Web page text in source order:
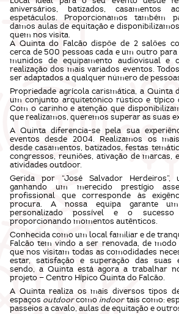
aniversários, batizados, casamentos
espetáculos. Proporcionamos também
damos aulas de equitação e
quem nos visita.
A Quinta do Falcão dispõe de 2 salões
cerca de 500 pessoas cada e um outro
munidos de equipamento audiovisual e
realização dos mais variados eventos.
ser adaptados a qualquer número de
Propriedade agrícola carismática, a Quinta
um conjunto arquitetónico rústico e típico
Com o carinho e atenção que
que realizamos, queremos superar as suas
A Quinta diferencia-se pela sua
eventos desde 2004. Realizamos os
desde casamentos, batizados, festas
congressos, reuniões, ativação de marcas,
atividades outdoor.
Gerida por “José Salvador
ganhando um merecido prestígio
profissional que corresponde às
procura. A nossa equipa garante
personalizado possível e o
proporcionando momentos autênticos.
Conhecida como um local familiar e de
Falcão tem vindo a ser renovada, de
que nos visitam todas as comodidades
estar, satisfação e superação das suas
sendo, a Quinta está agora a trabalhar
projeto — Centro Hípico Quinta do Falcão.
A Quinta realiza os mais diversos tipos
espaços outdoorcomo indoortais como:
passeios a cavalo, aulas de equitação e